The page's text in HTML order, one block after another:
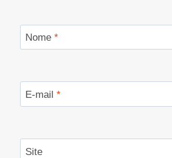
Nome *
E-mail *
Site